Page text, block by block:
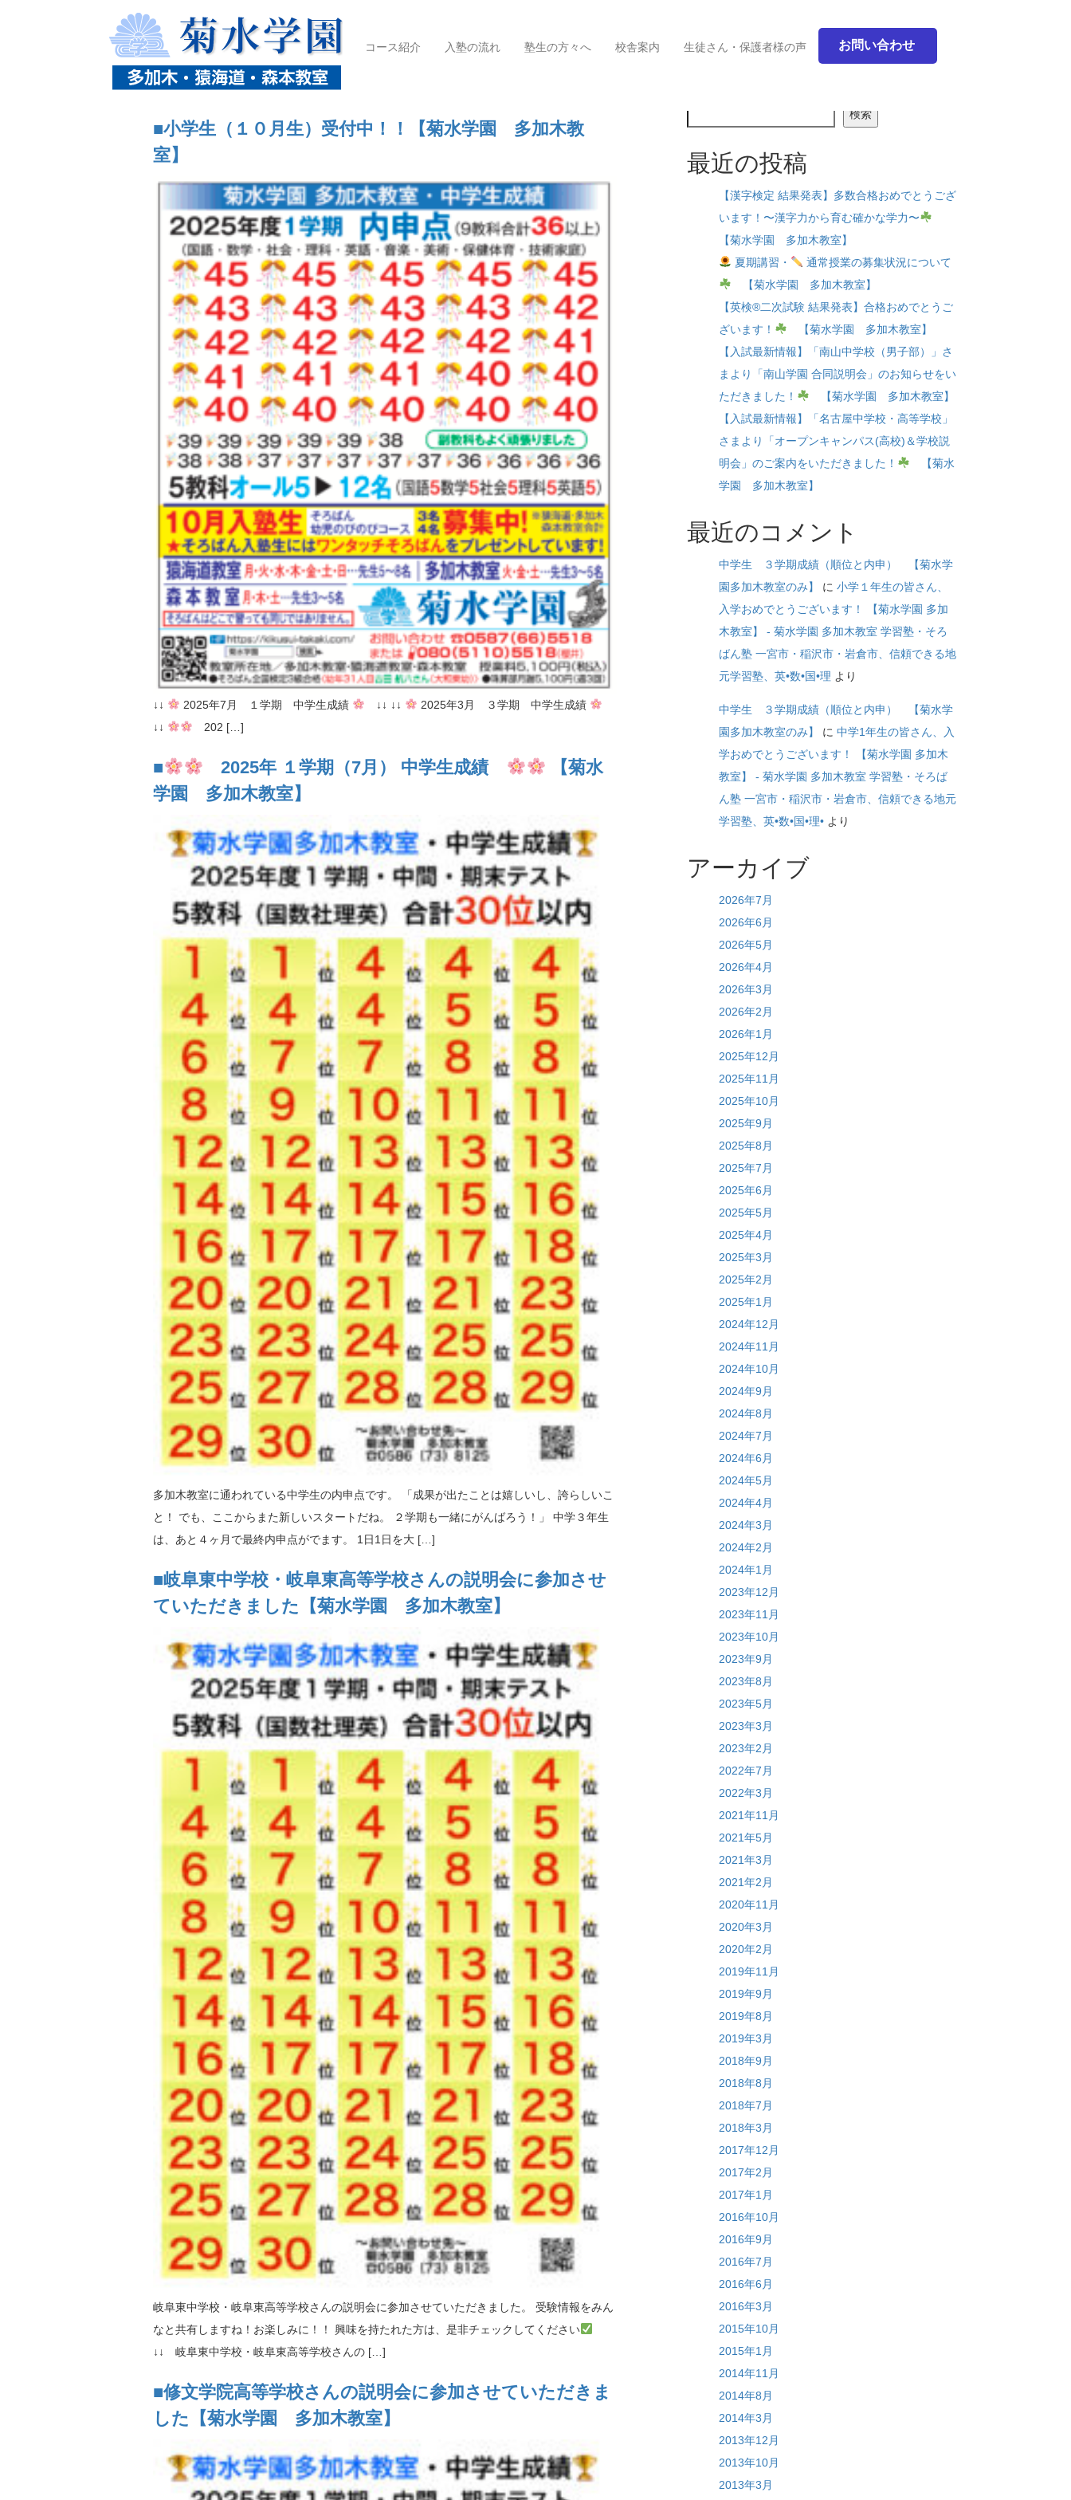
コース紹介 入塾の流れ 塾生の方々へ 校舎案内 生徒さん・保護者様の声 お問い合わせ
ホーム ニュース
タグ「成績」の記事一覧
■小学生（１０月生）受付中！！【菊水学園 多加木教
室】
↓↓ 2025年7月 １学期 中学生成績 ↓↓ ↓↓
2025年3月 ３学期 中学生成績
↓↓
202 […]
■ 2025年 １学期（7月） 中学生成績
【菊水
学園 多加木教室】
多加木教室に通われている中学生の内申点です。 「成果が出たことは嬉しいし、誇らしいこ
と！ でも、ここからまた新しいスタートだね。 ２学期も一緒にがんばろう！」 中学３年生
は、あと４ヶ月で最終内申点がでます。 1日1日を大 […]
■岐阜東中学校・岐阜東高等学校さんの説明会に参加させ
ていただきました【菊水学園 多加木教室】
岐阜東中学校・岐阜東高等学校さんの説明会に参加させていただきました。 受験情報をみん
なと共有しますね！お楽しみに！！ 興味を持たれた方は、是非チェックしてください
↓↓ 岐阜東中学校・岐阜東高等学校さんの […]
■修文学院高等学校さんの説明会に参加させていただきま
した【菊水学園 多加木教室】
検索
最近の投稿
【漢字検定 結果発表】多数合格おめでとうござ
います！〜漢字力から育む確かな学力〜
【菊水学園 多加木教室】
夏期講習・
通常授業の募集状況について
【菊水学園 多加木教室】
【英検®二次試験 結果発表】合格おめでとうご
ざいます！
【菊水学園 多加木教室】
【入試最新情報】「南山中学校（男子部）」さ
まより「南山学園 合同説明会」のお知らせをい
ただきました！
【菊水学園 多加木教室】
【入試最新情報】「名古屋中学校・高等学校」
さまより「オープンキャンパス(高校)＆学校説
明会」のご案内をいただきました！
【菊水
学園 多加木教室】
最近のコメント
中学生 ３学期成績（順位と内申） 【菊水学
園多加木教室のみ】
に 小学１年生の皆さん、
入学おめでとうございます！ 【菊水学園 多加
木教室】 - 菊水学園 多加木教室 学習塾・そろ
ばん塾 一宮市・稲沢市・岩倉市、信頼できる地
元学習塾、英•数•国•理 より
中学生 ３学期成績（順位と内申） 【菊水学
園多加木教室のみ】
に 中学1年生の皆さん、入
学おめでとうございます！ 【菊水学園 多加木
教室】 - 菊水学園 多加木教室 学習塾・そろば
ん塾 一宮市・稲沢市・岩倉市、信頼できる地元
学習塾、英•数•国•理• より
アーカイブ
2026年7月
2026年6月
2026年5月
2026年4月
2026年3月
2026年2月
2026年1月
2025年12月
2025年11月
2025年10月
2025年9月
2025年8月
2025年7月
2025年6月
2025年5月
2025年4月
2025年3月
2025年2月
2025年1月
2024年12月
2024年11月
2024年10月
2024年9月
2024年8月
2024年7月
2024年6月
2024年5月
2024年4月
2024年3月
2024年2月
2024年1月
2023年12月
2023年11月
2023年10月
2023年9月
2023年8月
2023年5月
2023年3月
2023年2月
2022年7月
2022年3月
2021年11月
2021年5月
2021年3月
2021年2月
2020年11月
2020年3月
2020年2月
2019年11月
2019年9月
2019年8月
2019年3月
2018年9月
2018年8月
2018年7月
2018年3月
2017年12月
2017年2月
2017年1月
2016年10月
2016年9月
2016年7月
2016年6月
2016年3月
2015年10月
2015年1月
2014年11月
2014年8月
2014年3月
2013年12月
2013年10月
2013年3月